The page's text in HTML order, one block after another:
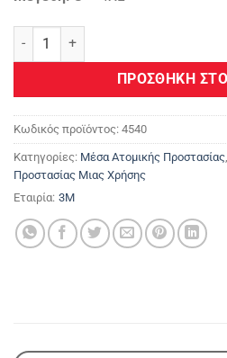
3Μ™ Φόρμα Προστασίας 4540+ 4540
ΠΡΟΣΘΉΚΗ ΣΤΟ
Κωδικός προϊόντος: 4540
Κατηγορίες: Μέσα Ατομικής Προστασίας,
Προστασίας Μιας Χρήσης
Εταιρία: 3M